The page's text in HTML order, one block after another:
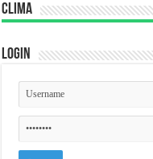
Clima
Login